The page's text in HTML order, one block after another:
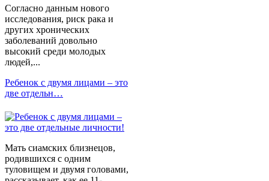
Согласно данным нового
исследования, риск рака и
других хронических
заболеваний довольно
высокий среди молодых
людей,...
Ребенок с двумя лицами – это
две отдельн…
Мать сиамских близнецов,
родившихся с одним
туловищем и двумя головами,